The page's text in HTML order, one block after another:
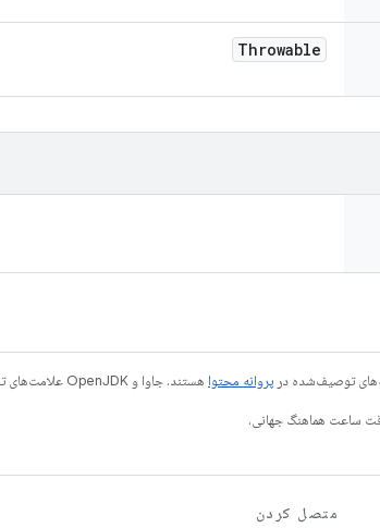
Throwable
توصیف‌شده در پروانه محتوا هستند. جاوا و OpenJDK علامت‌های تجاری یا علامت‌های تجاری ثبت‌شده Oracle و/یا وابسته‌های آن هستند.
متصل کردن